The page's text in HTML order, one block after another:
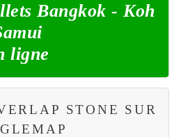
Bangkok - Koh
ligne
STONE SUR